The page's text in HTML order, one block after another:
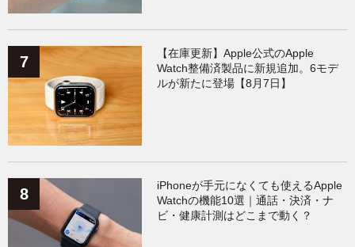
【在庫更新】Apple公式のApple
Watch整備済製品に新規追加。6モデ
ルが新たに登場【8月7日】
iPhoneが手元になくても使えるApple
Watchの機能10選｜通話・決済・ナ
ビ・健康計測はどこまで動く？